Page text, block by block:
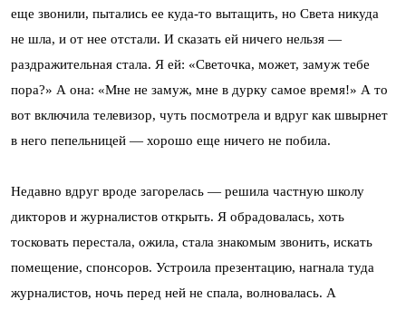
еще звонили, пытались ее куда-то вытащить, но Света никуда
не шла, и от нее отстали. И сказать ей ничего нельзя —
раздражительная стала. Я ей: «Светочка, может, замуж тебе
пора?» А она: «Мне не замуж, мне в дурку самое время!» А то
вот включила телевизор, чуть посмотрела и вдруг как швырнет
в него пепельницей — хорошо еще ничего не побила.
Недавно вдруг вроде загорелась — решила частную школу
дикторов и журналистов открыть. Я обрадовалась, хоть
тосковать перестала, ожила, стала знакомым звонить, искать
помещение, спонсоров. Устроила презентацию, нагнала туда
журналистов, ночь перед ней не спала, волновалась. А